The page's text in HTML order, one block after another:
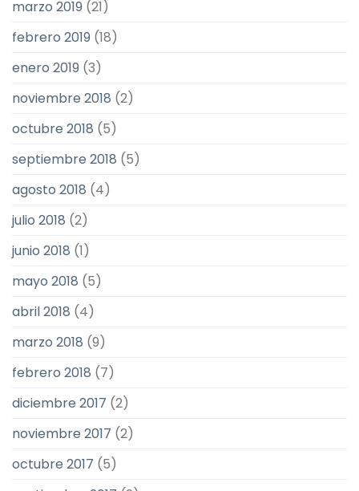
marzo 2019 (21)
febrero 2019 (18)
enero 2019 (3)
noviembre 2018 (2)
octubre 2018 (5)
septiembre 2018 (5)
agosto 2018 (4)
julio 2018 (2)
junio 2018 (1)
mayo 2018 (5)
abril 2018 (4)
marzo 2018 (9)
febrero 2018 (7)
diciembre 2017 (2)
noviembre 2017 (2)
octubre 2017 (5)